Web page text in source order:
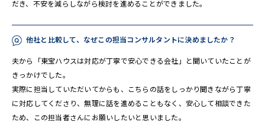
だき、不安を減らしながら検討を進めることができました。
他社と比較して、なぜこの担当コンサルタントに決めましたか？
夫から「東宝ハウスは対応が丁寧で安心できる会社」と聞いていたことが
きっかけでした。
実際に担当していただいてからも、こちらの話をしっかり聞きながら丁寧
に対応してくださり、無理に話を進めることもなく、安心して相談できた
ため、この担当者さんにお願いしたいと思いました。